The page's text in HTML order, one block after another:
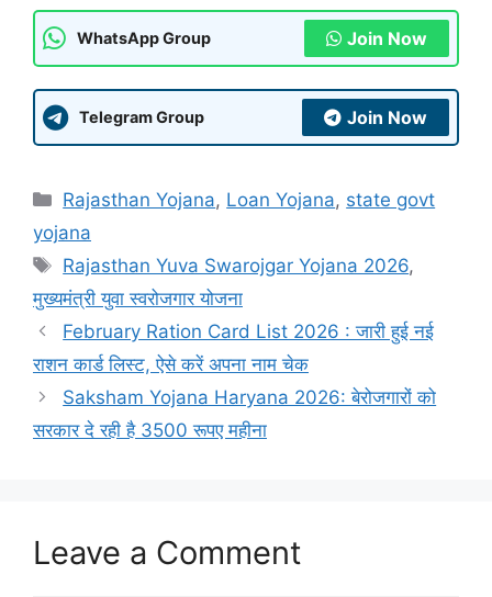
WhatsApp Group Join Now
Telegram Group Join Now
Categories
Rajasthan Yojana, Loan Yojana, state govt
yojana
Tags
Rajasthan Yuva Swarojgar Yojana 2026,
मुख्यमंत्री युवा स्वरोजगार योजना
February Ration Card List 2026 : जारी हुई नई
राशन कार्ड लिस्ट, ऐसे करें अपना नाम चेक
Saksham Yojana Haryana 2026: बेरोजगारों को
सरकार दे रही है 3500 रूपए महीना
Leave a Comment